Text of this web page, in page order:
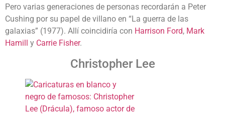
Pero varias generaciones de personas recordarán a Peter
Cushing por su papel de villano en “La guerra de las
galaxias” (1977). Allí coincidiría con Harrison Ford, Mark
Hamill
y Carrie Fisher.
Christopher Lee